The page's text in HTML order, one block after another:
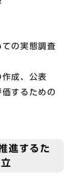
の実態調査
成、公表
するための
進するた